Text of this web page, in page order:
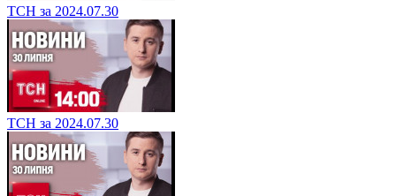
ТСН за 2024.07.30
ТСН за 2024.07.30